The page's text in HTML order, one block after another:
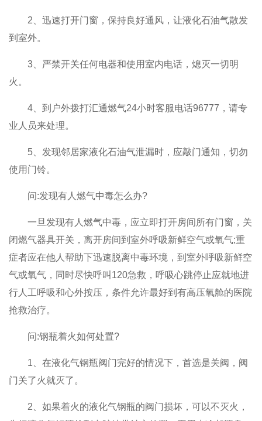
2、迅速打开门窗，保持良好通风，让液化石油气散发
到室外。
3、严禁开关任何电器和使用室内电话，熄灭一切明
火。
4、到户外拨打汇通燃气24小时客服电话96777，请专
业人员来处理。
5、发现邻居家液化石油气泄漏时，应敲门通知，切勿
使用门铃。
问:发现有人燃气中毒怎么办?
一旦发现有人燃气中毒，应立即打开房间所有门窗，关
闭燃气器具开关，离开房间到室外呼吸新鲜空气或氧气;重
症者应在他人帮助下迅速脱离中毒环境，到室外呼吸新鲜空
气或氧气，同时尽快呼叫120急救，呼吸心跳停止应就地进
行人工呼吸和心外按压，条件允许最好到有高压氧舱的医院
抢救治疗。
问:钢瓶着火如何处置?
1、在液化气钢瓶阀门完好的情况下，首选是关阀，阀
门关了火就灭了。
2、如果着火的液化气钢瓶的阀门损坏，可以不灭火，